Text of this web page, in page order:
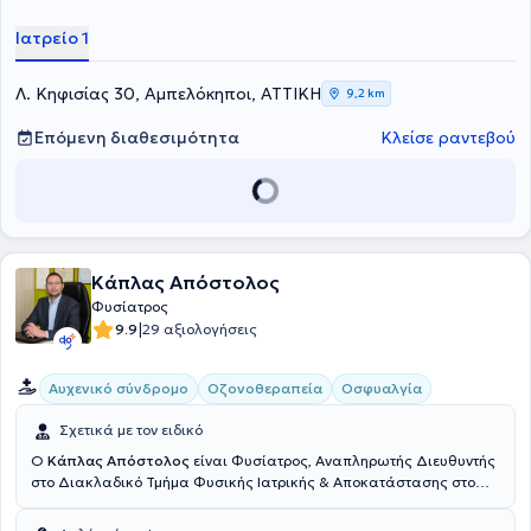
εμπειρία στην αξιολόγηση και θεραπευτική αντιμετώπιση ασθενών
με μυοσκελετικές και νευρολογικές παθήσεις.Ο ιατρός παρέχει μια
σειρά απο υπηρεσίες για την διαχείρηση του
πόνου,μεσοθερπεία,ιατρικό βελονισμό,φυσικά μέσα,αναγεννητική
ιατρική με προλοθεραπεία,PRP.Εξειδικεύεται στο πελματογράφημα-
δυναμική ανάλυση βάδισης.Στο ιατρείο του παρέχεται
Ιατρείο 1
Λ. Κηφισίας 30, Αμπελόκηποι, ΑΤΤΙΚΗ 9,2 km
Επόμενη διαθεσιμότητα Κλείσε ραντεβού
Κάπλας Απόστολος
Φυσίατρος
9.9|29 αξιολογήσεις
Αυχενικό σύνδρομο Οζονοθεραπεία Οσφυαλγία
Σχετικά με τον ειδικό
Ο Κάπλας Απόστολος είναι Φυσίατρος, Αναπληρωτής Διευθυντής
στο Διακλαδικό Τμήμα Φυσικής Ιατρικής & Αποκατάστασης στο
ιδιωτικό ιατρείο στους Αμπελόκηπους. Είναι απόφοιτος της Ιατρικής